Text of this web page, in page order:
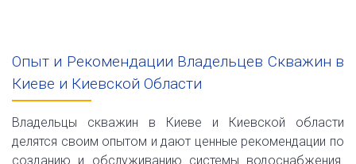
Опыт и Рекомендации Владельцев Скважин в
Киеве и Киевской Области
Владельцы скважин в Киеве и Киевской области
делятся своим опытом и дают ценные рекомендации по
созданию и обслуживанию системы водоснабжения.